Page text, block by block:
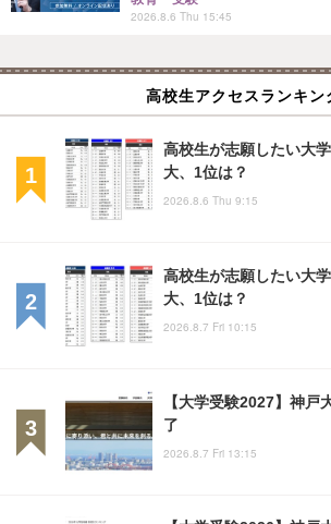
2026.8.6 Thu 15:45
高校生アクセスランキン
高校生が志願したい大
大、1位は？
2026.8.6 Thu 9:15
高校生が志願したい大
大、1位は？
2026.8.7 Fri 10:15
【大学受験2027】神戸
了
2026.8.7 Fri 13:15